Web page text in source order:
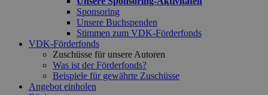
Sponsoring
Unsere Buchspenden
Stimmen zum VDK-Förderfonds
VDK-Förderfonds
Zuschüsse für unsere Autoren
Was ist der Förderfonds?
Beispiele für gewährte Zuschüsse
Angebot einholen